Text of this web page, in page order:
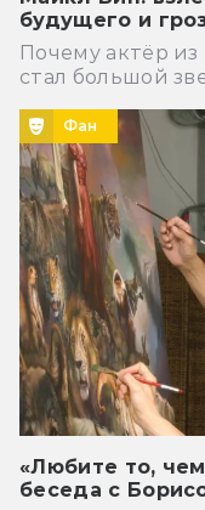
будущего и
Почему актёр
стал большой
Фан
«Любите то,
беседа с